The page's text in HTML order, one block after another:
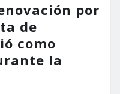
por
de
como
la